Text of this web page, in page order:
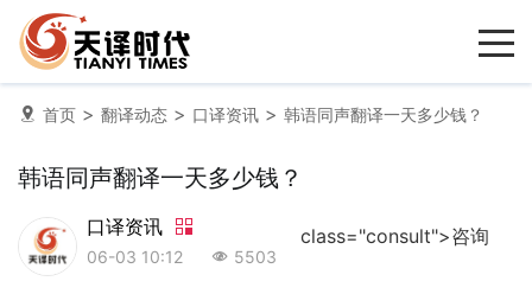
首页 > 翻译动态 > 口译资讯 > 韩语同声翻译一天多少钱？
韩语同声翻译一天多少钱？
口译资讯
06-03 10:12 5503
class="consult">咨询